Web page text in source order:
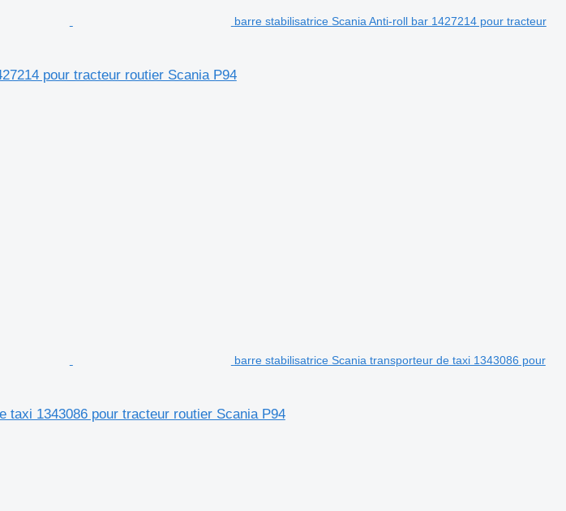
barre stabilisatrice Scania Anti-roll bar 1427214 pour tracteur
pour tracteur routier Scania P94
barre stabilisatrice Scania transporteur de taxi 1343086 pour
taxi 1343086 pour tracteur routier Scania P94